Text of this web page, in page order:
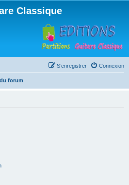
Classique
Connexion
S’enregistrer
forum